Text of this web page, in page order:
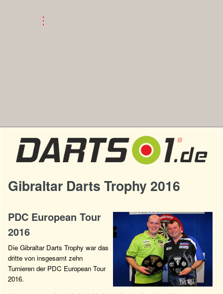
Gibraltar Darts Trophy 2016
PDC European Tour
2016
Die Gibraltar Darts Trophy war das
dritte von insgesamt zehn
Turnieren der PDC European Tour
2016.